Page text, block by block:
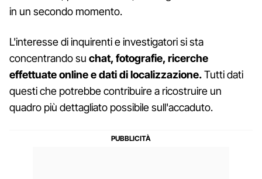
in un secondo momento.
L'interesse di inquirenti e investigatori si sta
concentrando su chat, fotografie, ricerche
effettuate online e dati di localizzazione.Tutti dati
questi che potrebbe contribuire a ricostruire un
quadro più dettagliato possibile sull'accaduto.